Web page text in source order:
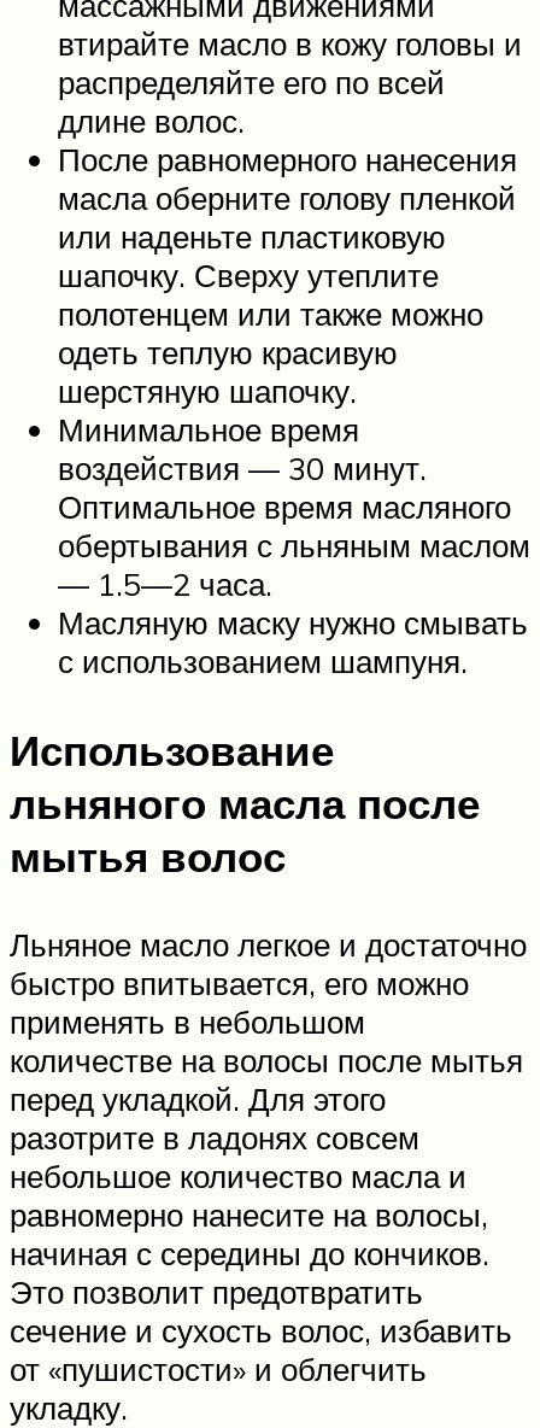
втирайте масло в кожу головы и
распределяйте его по всей
длине волос.
После равномерного нанесения
масла оберните голову пленкой
или наденьте пластиковую
шапочку. Сверху утеплите
полотенцем или также можно
одеть теплую красивую
шерстяную шапочку.
Минимальное время
воздействия — 30 минут.
Оптимальное время масляного
обертывания с льняным маслом
— 1.5—2 часа.
Масляную маску нужно смывать
с использованием шампуня.
Использование
льняного масла после
мытья волос
Льняное масло легкое и достаточно
быстро впитывается, его можно
применять в небольшом
количестве на волосы после мытья
перед укладкой. Для этого
разотрите в ладонях совсем
небольшое количество масла и
равномерно нанесите на волосы,
начиная с середины до кончиков.
Это позволит предотвратить
сечение и сухость волос, избавить
от «пушистости» и облегчить
укладку.